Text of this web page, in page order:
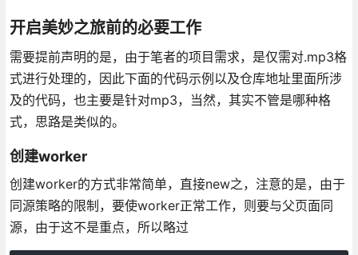
开启美妙之旅前的必要工作
需要提前声明的是，由于笔者的项目需求，是仅需对.mp3格
式进行处理的，因此下面的代码示例以及仓库地址里面所涉
及的代码，也主要是针对mp3，当然，其实不管是哪种格
式，思路是类似的。
创建worker
创建worker的方式非常简单，直接new之，注意的是，由于
同源策略的限制，要使worker正常工作，则要与父页面同
源，由于这不是重点，所以略过